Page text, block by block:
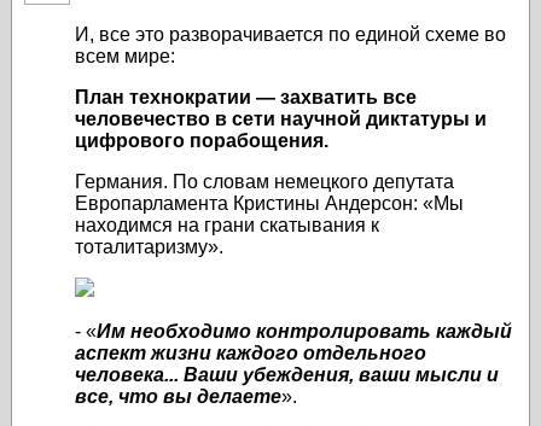
И, все это разворачивается по единой схеме во
всем мире:
План технократии — захватить все
человечество в сети научной диктатуры и
цифрового порабощения.
Германия. По словам немецкого депутата
Европарламента Кристины Андерсон: «Мы
находимся на грани скатывания к
тоталитаризму».
- «Им необходимо контролировать каждый
аспект жизни каждого отдельного
человека... Ваши убеждения, ваши мысли и
все, что вы делаете».